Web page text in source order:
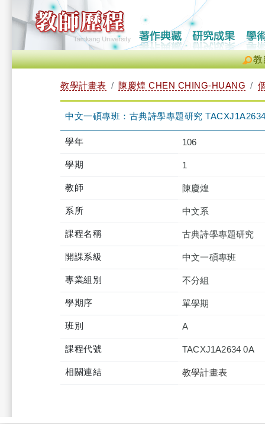
教
教學計畫表 陳慶煌 CHEN CHING-HUANG
中文一碩專班：古典詩學專題研究
學年 106
學期 1
教師 陳慶煌
系所 中文系
課程名稱 古典詩學專題研究
開課系級 中文一碩專班
專業組別 不分組
學期序 單學期
班別 A
課程代號 TACXJ1A2634 0A
相關連結 教學計畫表